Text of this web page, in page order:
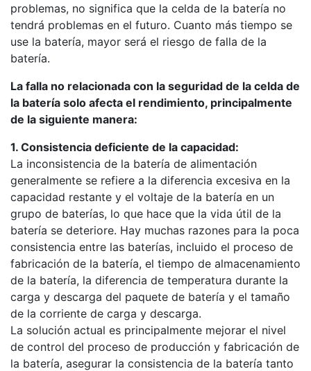
problemas, no significa que la celda de la batería no
tendrá problemas en el futuro. Cuanto más tiempo se
use la batería, mayor será el riesgo de falla de la
batería.
La falla no relacionada con la seguridad de la celda de
la batería solo afecta el rendimiento, principalmente
de la siguiente manera:
1. Consistencia deficiente de la capacidad:
La inconsistencia de la batería de alimentación
generalmente se refiere a la diferencia excesiva en la
capacidad restante y el voltaje de la batería en un
grupo de baterías, lo que hace que la vida útil de la
batería se deteriore. Hay muchas razones para la poca
consistencia entre las baterías, incluido el proceso de
fabricación de la batería, el tiempo de almacenamiento
de la batería, la diferencia de temperatura durante la
carga y descarga del paquete de batería y el tamaño
de la corriente de carga y descarga.
La solución actual es principalmente mejorar el nivel
de control del proceso de producción y fabricación de
la batería, asegurar la consistencia de la batería tanto